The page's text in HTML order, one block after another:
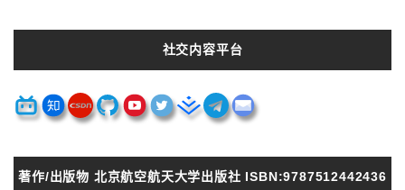
社交内容平台
著作/出版物 北京航空航天大学出版社 ISBN:9787512442436